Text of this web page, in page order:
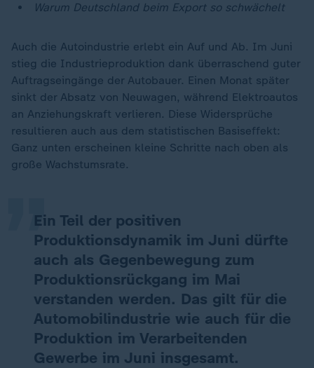
Warum Deutschland beim Export so schwächelt
Auch die Autoindustrie erlebt ein Auf und Ab. Im Juni
stieg die Industrieproduktion dank überraschend guter
Auftragseingänge der Autobauer. Einen Monat später
sinkt der Absatz von Neuwagen, während Elektroautos
an Anziehungskraft verlieren. Diese Widersprüche
resultieren auch aus dem statistischen Basiseffekt:
Ganz unten erscheinen kleine Schritte nach oben als
große Wachstumsrate.
Ein Teil der positiven
Produktionsdynamik im Juni dürfte
auch als Gegenbewegung zum
Produktionsrückgang im Mai
verstanden werden. Das gilt für die
Automobilindustrie wie auch für die
Produktion im Verarbeitenden
Gewerbe im Juni insgesamt.
„